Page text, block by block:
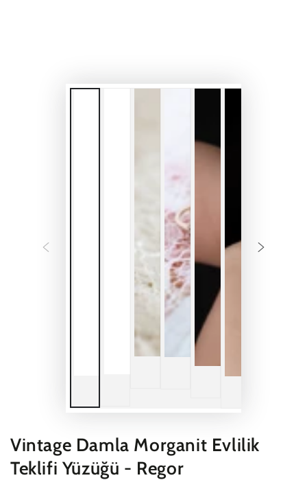
Vintage Damla Morganit Evlilik
Teklifi Yüzüğü - Regor